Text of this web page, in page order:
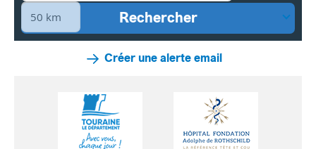
Créer une alerte email